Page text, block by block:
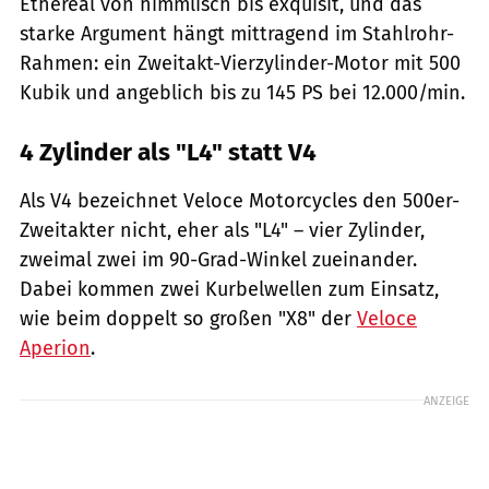
starke Argument hängt mittragend im Stahlrohr-
Rahmen: ein Zweitakt-Vierzylinder-Motor mit 500
Kubik und angeblich bis zu 145 PS bei 12.000/min.
4 Zylinder als "L4" statt V4
Als V4 bezeichnet Veloce Motorcycles den 500er-
Zweitakter nicht, eher als "L4" – vier Zylinder,
zweimal zwei im 90-Grad-Winkel zueinander.
Dabei kommen zwei Kurbelwellen zum Einsatz,
wie beim doppelt so großen "X8" der Veloce
Aperion.
ANZEIGE